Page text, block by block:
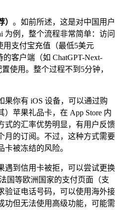
。如前所述，这是对中国用户
为例，整个流程非常简单：访问
用支付宝充值（最低5美元
客户端（如 ChatGPT-Next-
使用。整个过程不到5分钟，
果你有 iOS 设备，可以通过购
苹果礼品卡，在 App Store 内
式的汇率优势明显，有用户反馈
月的订阅。不过，这种方式需要
被冻结的风险。
遇到信用卡被拒，可以尝试更换
国等欧洲国家的支付页面（支
验证电话号码，可以使用海外接
功但无法使用高级功能，可能需